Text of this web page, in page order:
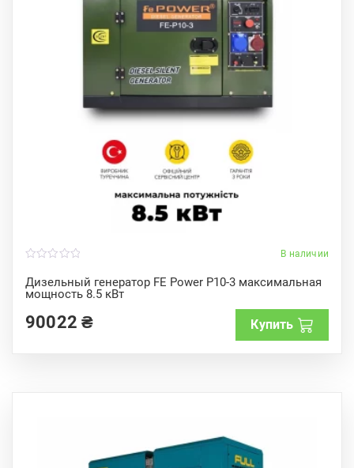
В наличии
Дизельный генератор FE Power P10-3 максимальная
мощность 8.5 кВт
o
u
t
f
5
90022₴ Купить